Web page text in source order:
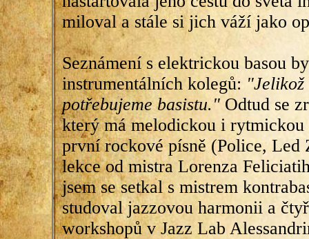
miloval a stále si jich váží jako
Seznámení s elektrickou basou
instrumentálních kolegů:
potřebujeme basistu." Odtud se
který má melodickou i rytmickou
první rockové písně (Police, Led
lekce od mistra Lorenza
jsem se setkal s mistrem
studoval jazzovou harmonii a
workshopů v Jazz Lab